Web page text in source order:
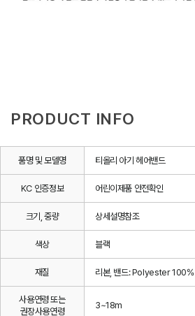
PRODUCT INFO
품명 및 모델명 티올리 아기 헤어밴드
KC 인증정보 어린이제품 안전확인
크기, 중량 상세설명참조
색상 블랙
재질 리본, 밴드: Polyester 100%
사용연령 또는
권장사용연령
3~18m